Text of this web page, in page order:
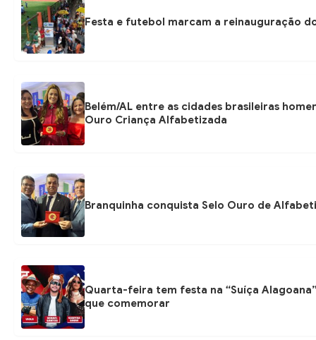
Festa e futebol marcam a reinauguração
Belém/AL entre as cidades brasileiras
Ouro Criança Alfabetizada
Branquinha conquista Selo Ouro de
Quarta-feira tem festa na “Suíça
que comemorar